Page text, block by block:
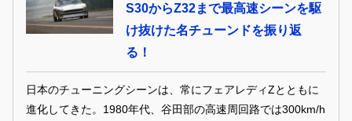
S30からZ32まで最高速シーンを駆
け抜けた名チューンドを振り返
る！
日本のチューニングシーンは、常にフェアレディZとともに
進化してきた。1980年代、谷田部の高速周回路では300km/h